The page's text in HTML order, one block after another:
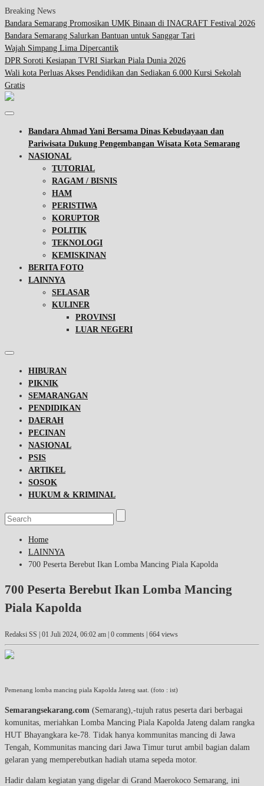
Breaking News
Bandara Semarang Promosikan UMK Binaan di INACRAFT Festival 2026
Bandara Semarang Salurkan Bantuan untuk Sanggar Tari
Wajah Simpang Lima Dipercantik
DPR Soroti Kesiapan TVRI Siarkan Piala Dunia 2026
Wali kota Perluas Akses Pendidikan dan Sediakan 6.000 Kursi Sekolah
Gratis
Bandara Ahmad Yani Bersama Dinas Kebudayaan dan
Pariwisata Dukung Pengembangan Wisata Kota Semarang
NASIONAL
TUTORIAL
RAGAM / BISNIS
HAM
PERISTIWA
KORUPTOR
POLITIK
TEKNOLOGI
KEMISKINAN
BERITA FOTO
LAINNYA
SELASAR
KULINER
PROVINSI
LUAR NEGERI
HIBURAN
PIKNIK
SEMARANGAN
PENDIDIKAN
DAERAH
PECINAN
NASIONAL
PSIS
ARTIKEL
SOSOK
HUKUM & KRIMINAL
Home
LAINNYA
700 Peserta Berebut Ikan Lomba Mancing Piala Kapolda
700 Peserta Berebut Ikan Lomba Mancing
Piala Kapolda
Redaksi SS | 01 Juli 2024, 06:02 am | 0 comments | 664 views
Pemenang lomba mancing piala Kapolda Jateng saat. (foto : ist)
Semarangsekarang.com (Semarang),-tujuh ratus peserta dari berbagai
komunitas, meriahkan Lomba Mancing Piala Kapolda Jateng dalam rangka
HUT Bhayangkara ke-78. Tidak hanya kommunitas mancing di Jawa
Tengah, Kommunitas mancing dari Jawa Timur turut ambil bagian dalam
gelaran yang memperebutkan hadiah utama sepeda motor.
Hadir dalam kegiatan yang digelar di Grand Maerokoco Semarang, ini